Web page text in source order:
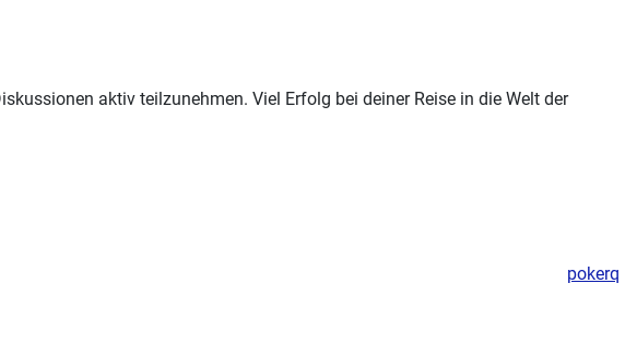
aktiv teilzunehmen. Viel Erfolg bei deiner Reise in die Welt der
pokerq